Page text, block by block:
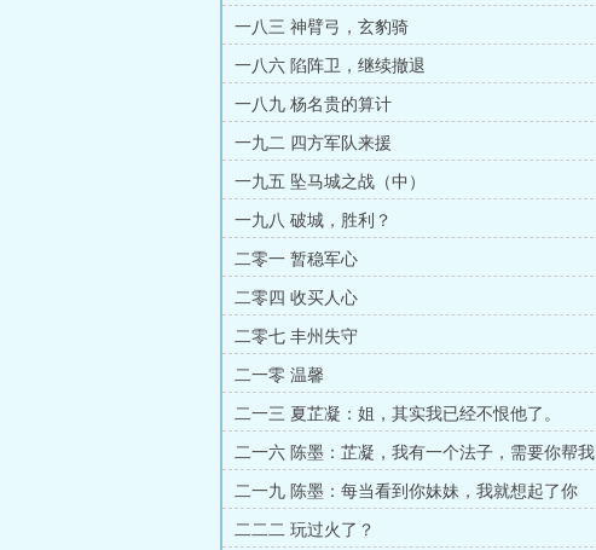
一八三 神臂弓，玄豹骑
一八六 陷阵卫，继续撤退
一八九 杨名贵的算计
一九二 四方军队来援
一九五 坠马城之战（中）
一九八 破城，胜利？
二零一 暂稳军心
二零四 收买人心
二零七 丰州失守
二一零 温馨
二一三 夏芷凝：姐，其实我已经不恨他了。
二一六 陈墨：芷凝，我有一个法子，需要你帮我
二一九 陈墨：每当看到你妹妹，我就想起了你
二二二 玩过火了？